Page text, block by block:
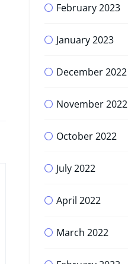
February 2023
January 2023
December 2022
November 2022
October 2022
July 2022
April 2022
March 2022